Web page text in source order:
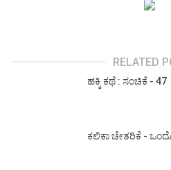
RELATED
ಹಕ್ಕಿ ಕಥೆ : ಸಂಚಿಕೆ - 47
ಕಲಿಕಾ ಚೇತರಿಕೆ -